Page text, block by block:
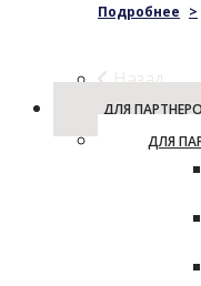
Подробнее >
Назад
ДЛЯ
ДЛЯ